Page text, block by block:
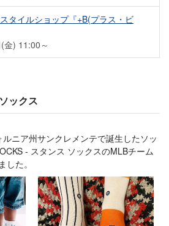
タイルショップ『+B(プラス・ビ
金) 11:00～
ックス
ニア州サンクレメンテで誕生したソッ
- スタンス ソックスのMLBチーム
た。